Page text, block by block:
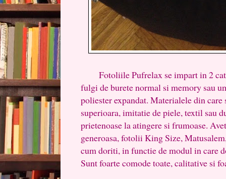
Fotoliile Pufrelax se impart in 2
fulgi de burete normal si memory sau
poliester expandat. Materialele din
superioara, imitatie de piele, textil sau
prietenoase la atingere si frumoase.
generoasa, fotolii King Size,
cum doriti, in functie de modul in care
Sunt foarte comode toate, calitative si